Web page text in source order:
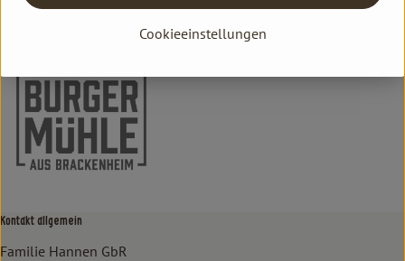
Burgermühle
Kontakt allgemein
Familie Hannen GbR
Cookieeinstellungen